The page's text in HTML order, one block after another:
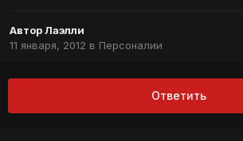
АвторЛаэлли
11 января, 2012 в Персоналии
Ответить